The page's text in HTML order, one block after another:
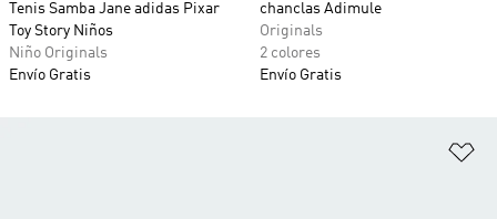
Tenis Samba Jane adidas Pixar
Toy Story Niños
Niño Originals
Envío Gratis
chanclas Adimule
Originals
2 colores
Envío Gratis